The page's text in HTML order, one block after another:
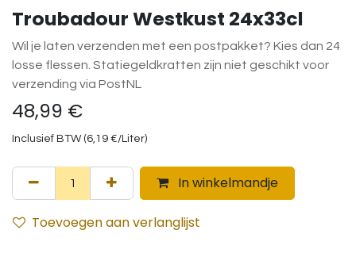
Troubadour Westkust 24x33cl
Wil je laten verzenden met een postpakket? Kies dan 24
losse flessen. Statiegeldkratten zijn niet geschikt voor
verzending via PostNL
48,99 €
Inclusief BTW (6,19 €/Liter)
In winkelmandje
Toevoegen aan verlanglijst